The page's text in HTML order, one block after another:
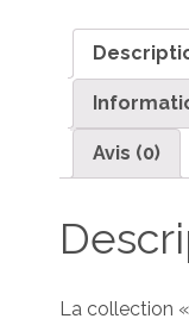
Avis (0)
La collection